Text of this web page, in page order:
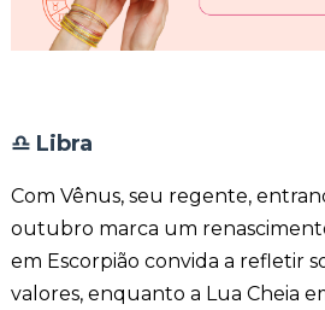
♎ Libra
Com Vênus, seu regente,
outubro marca um
em Escorpião convida a refletir
valores, enquanto a Lua Cheia